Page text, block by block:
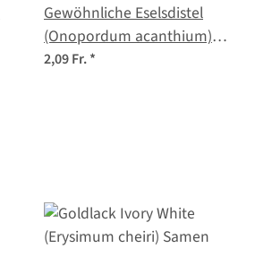
Gewöhnliche Eselsdistel
(Onopordum acanthium)
Samen
2,09 Fr.*